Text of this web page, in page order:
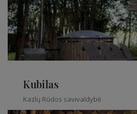
Kubilas
Kazlų Rūdos savivaldybė